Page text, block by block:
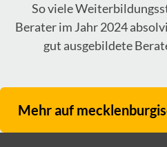
So viele
Berater im Jahr 2024
gut ausgebildete
Mehr auf